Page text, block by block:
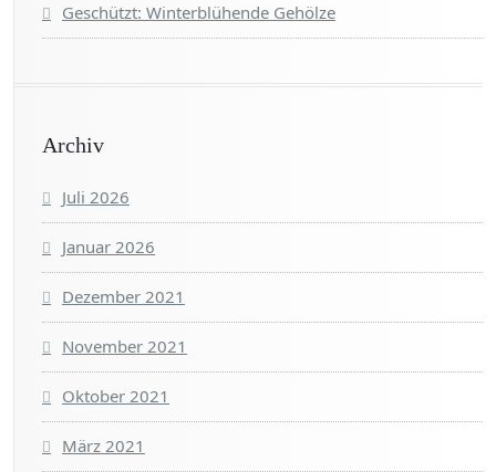
Geschützt: Winterblühende Gehölze
Archiv
Juli 2026
Januar 2026
Dezember 2021
November 2021
Oktober 2021
März 2021